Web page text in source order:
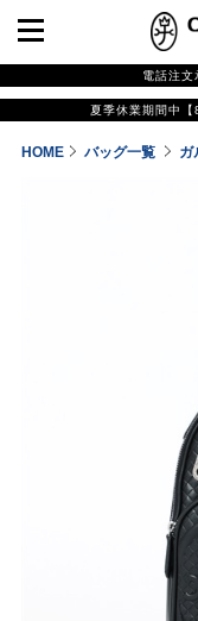
電話注文
夏季休業期間中
HOME バッグ一覧 ガ